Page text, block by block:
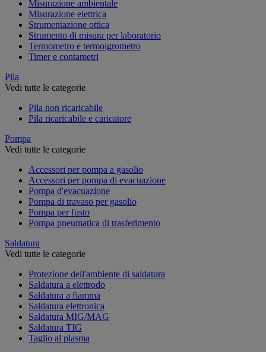
Misurazione ambientale
Misurazione elettrica
Strumentazione ottica
Strumento di misura per laboratorio
Termometro e termoigrometro
Timer e contametri
Pila
Vedi tutte le categorie
Pila non ricaricabile
Pila ricaricabile e caricatore
Pompa
Vedi tutte le categorie
Accessori per pompa a gasolio
Accessori per pompa di evacuazione
Pompa d'evacuazione
Pompa di travaso per gasolio
Pompa per fusto
Pompa pneumatica di trasferimento
Saldatura
Vedi tutte le categorie
Protezione dell'ambiente di saldatura
Saldatura a elettrodo
Saldatura a fiamma
Saldatura elettronica
Saldatura MIG/MAG
Saldatura TIG
Taglio al plasma